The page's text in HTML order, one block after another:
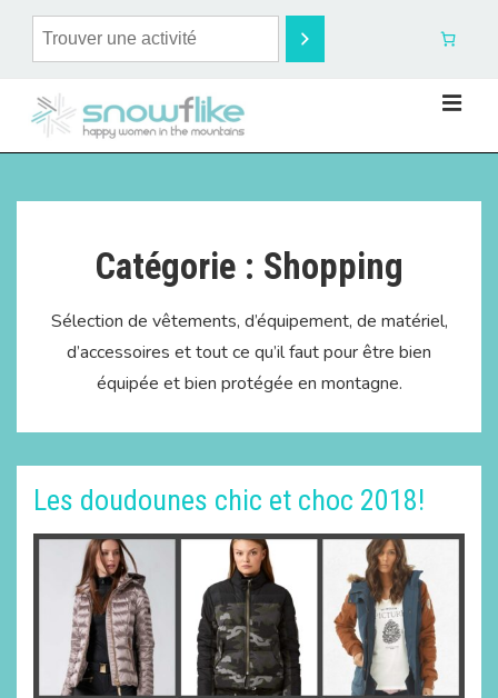
Catégorie : Shopping
Sélection de vêtements, d’équipement, de matériel,
d’accessoires et tout ce qu’il faut pour être bien
équipée et bien protégée en montagne.
Les doudounes chic et choc 2018!